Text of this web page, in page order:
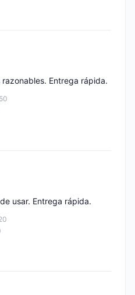
Entrega rápida.
usar. Entrega rápida.